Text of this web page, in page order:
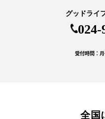
グッドライ
024-
受付時間：
全国